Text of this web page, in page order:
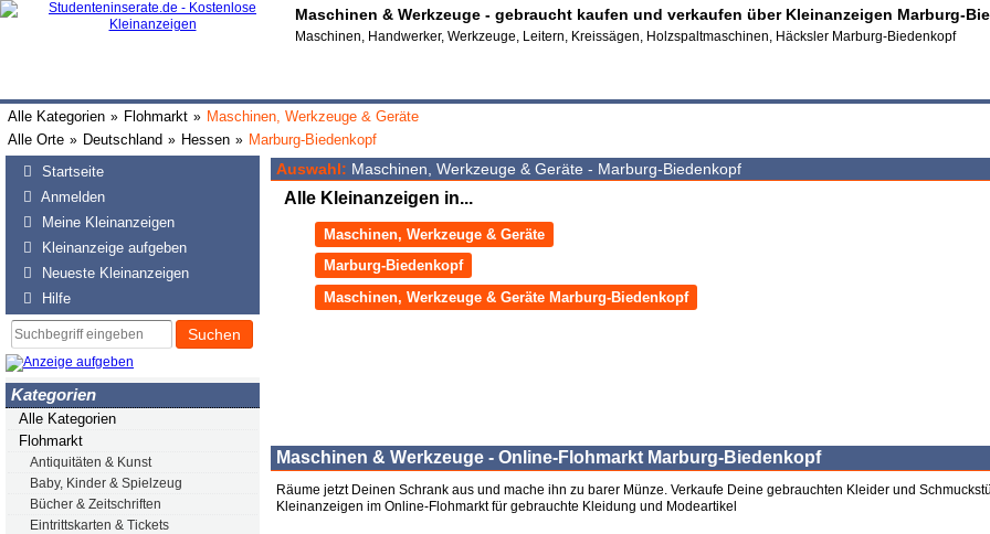
Maschinen & Werkzeuge - gebraucht kaufen und verkaufen über Kleinanzeigen Marburg-
Maschinen, Handwerker, Werkzeuge, Leitern, Kreissägen, Holzspaltmaschinen, Häcksler Marburg-Biedenkopf
Alle Kategorien » Flohmarkt » Maschinen, Werkzeuge & Geräte
Alle Orte » Deutschland » Hessen » Marburg-Biedenkopf
Startseite
Anmelden
Meine Kleinanzeigen
Kleinanzeige aufgeben
Neueste Kleinanzeigen
Hilfe
Suchen
Kategorien
Alle Kategorien
Flohmarkt
Antiquitäten & Kunst
Baby, Kinder & Spielzeug
Bücher & Zeitschriften
Eintrittskarten & Tickets
Auswahl: Maschinen, Werkzeuge & Geräte - Marburg-Biedenkopf
Alle Kleinanzeigen in...
Maschinen, Werkzeuge & Geräte
Marburg-Biedenkopf
Maschinen, Werkzeuge & Geräte Marburg-Biedenkopf
Maschinen & Werkzeuge - Online-Flohmarkt Marburg-Biedenkopf
Räume jetzt Deinen Schrank aus und mache ihn zu barer Münze. Verkaufe Deine gebrauchten Kleider und
Kleinanzeigen im Online-Flohmarkt für gebrauchte Kleidung und Modeartikel